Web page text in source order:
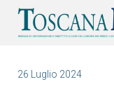
26 Luglio 2024